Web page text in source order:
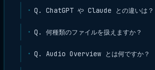
Q. ChatGPT や Claude との違いは？
Q. 何種類のファイルを扱えますか？
Q. Audio Overview とは何ですか？